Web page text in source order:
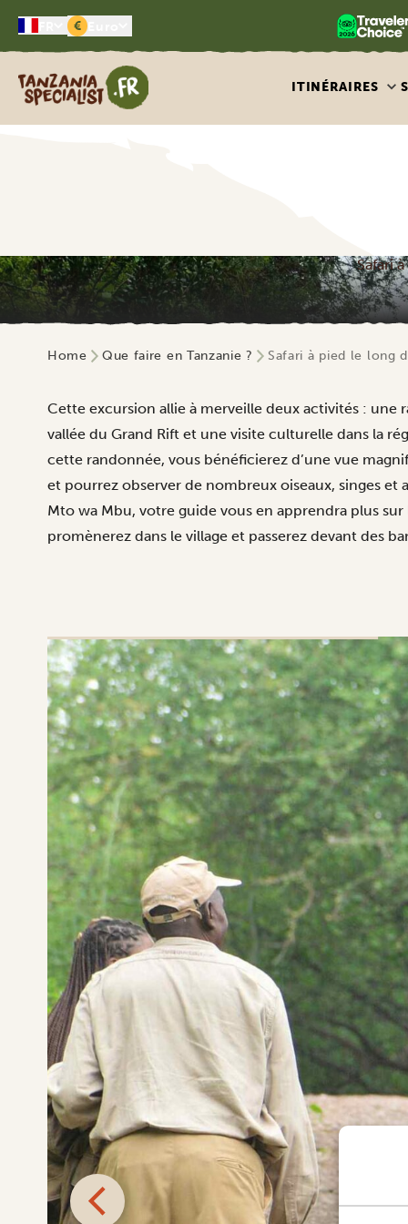
€
Tanzania Specialist
ITINÉRAIRES
Safari
Home Que faire en Tanzanie ? Safari à pied le long
Cette excursion allie à merveille deux activités : une
vallée du Grand Rift et une visite culturelle dans la
cette randonnée, vous bénéficierez d’une vue
et pourrez observer de nombreux oiseaux, singes et
Mto wa Mbu, votre guide vous en apprendra plus
promènerez dans le village et passerez devant des